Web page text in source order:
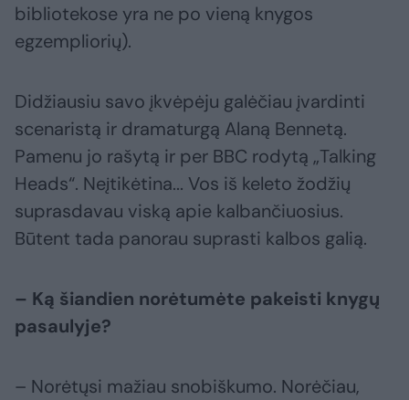
bibliotekose yra ne po vieną knygos
egzempliorių).
Didžiausiu savo įkvėpėju galėčiau įvardinti
scenaristą ir dramaturgą Alaną Bennetą.
Pamenu jo rašytą ir per BBC rodytą „Talking
Heads“. Neįtikėtina... Vos iš keleto žodžių
suprasdavau viską apie kalbančiuosius.
Būtent tada panorau suprasti kalbos galią.
– Ką šiandien norėtumėte pakeisti knygų
pasaulyje?
– Norėtųsi mažiau snobiškumo. Norėčiau,